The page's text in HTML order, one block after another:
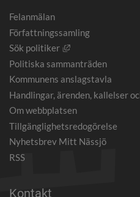
Felanmälan
Författningssamling
Sök politiker
Länk till annan
Politiska sammanträden
Kommunens anslagstavla
Handlingar, ärenden, kallelser
Om webbplatsen
Tillgänglighetsredogörelse
Nyhetsbrev Mitt Nässjö
RSS
Kontakt